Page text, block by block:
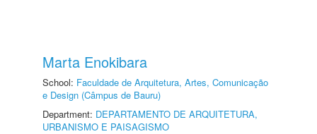
Marta Enokibara
School: Faculdade de Arquitetura, Artes, Comunicação
e Design (Câmpus de Bauru)
Department: DEPARTAMENTO DE ARQUITETURA,
URBANISMO E PAISAGISMO